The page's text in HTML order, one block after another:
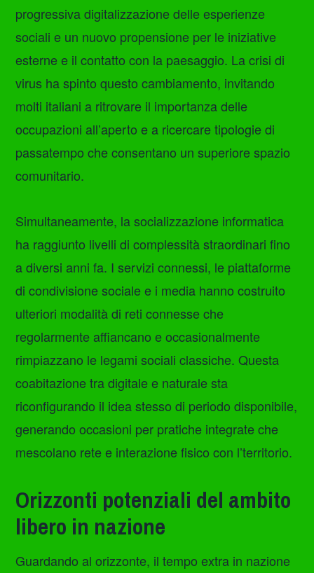
progressiva digitalizzazione delle esperienze
sociali e un nuovo propensione per le iniziative
esterne e il contatto con la paesaggio. La crisi di
virus ha spinto questo cambiamento, invitando
molti italiani a ritrovare il importanza delle
occupazioni all’aperto e a ricercare tipologie di
passatempo che consentano un superiore spazio
comunitario.
Simultaneamente, la socializzazione informatica
ha raggiunto livelli di complessità straordinari fino
a diversi anni fa. I servizi connessi, le piattaforme
di condivisione sociale e i media hanno costruito
ulteriori modalità di reti connesse che
regolarmente affiancano e occasionalmente
rimpiazzano le legami sociali classiche. Questa
coabitazione tra digitale e naturale sta
riconfigurando il idea stesso di periodo disponibile,
generando occasioni per pratiche integrate che
mescolano rete e interazione fisico con l’territorio.
Orizzonti potenziali del ambito
libero in nazione
Guardando al orizzonte, il tempo extra in nazione